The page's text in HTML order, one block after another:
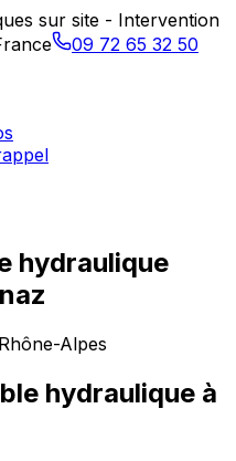
sur site - Intervention
09 72 65 32 50
hydraulique
Alpes
hydraulique à